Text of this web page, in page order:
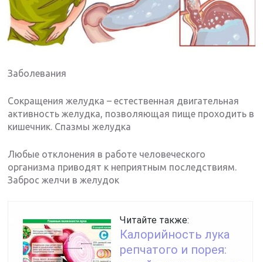
Заболевания
Сокращения желудка – естественная двигательная
активность желудка, позволяющая пище проходить в
кишечник. Спазмы желудка
Любые отклонения в работе человеческого
организма приводят к неприятным последствиям.
Заброс желчи в желудок
Читайте также:
Калорийность лука
репчатого и порея: